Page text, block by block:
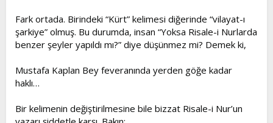
Fark ortada. Birindeki “Kürt” kelimesi diğerinde “vilayat-ı
şarkiye” olmuş. Bu durumda, insan “Yoksa Risale-i Nurlarda
benzer şeyler yapıldı mı?” diye düşünmez mi? Demek ki,
Mustafa Kaplan Bey feveranında yerden göğe kadar
haklı…
Bir kelimenin değiştirilmesine bile bizzat Risale-i Nur’un